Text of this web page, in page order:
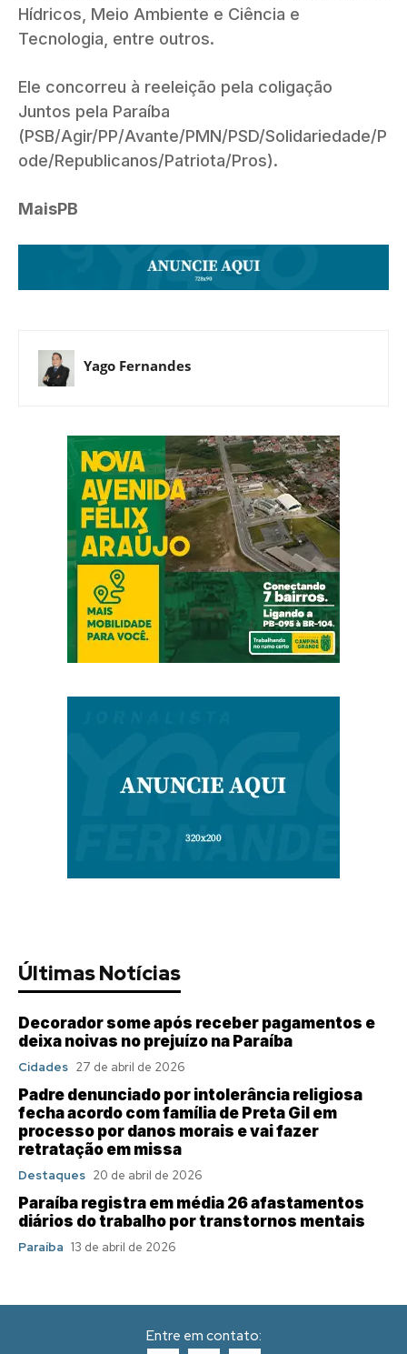
Hídricos, Meio Ambiente e Ciência e
Tecnologia, entre outros.
Ele concorreu à reeleição pela coligação
Juntos pela Paraíba
(PSB/Agir/PP/Avante/PMN/PSD/Solidariedade/P
ode/Republicanos/Patriota/Pros).
MaisPB
Yago Fernandes
Últimas Notícias
Decorador some após receber pagamentos e
deixa noivas no prejuízo na Paraíba
Cidades 27 de abril de 2026
Padre denunciado por intolerância religiosa
fecha acordo com família de Preta Gil em
processo por danos morais e vai fazer
retratação em missa
Destaques 20 de abril de 2026
Paraíba registra em média 26 afastamentos
diários do trabalho por transtornos mentais
Paraíba 13 de abril de 2026
Entre em contato: